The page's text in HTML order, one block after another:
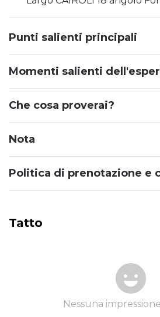
Punti salienti principali
Momenti salienti
Che cosa proverai?
Nota
Politica di prenotazione e
Tatto
Nessuna